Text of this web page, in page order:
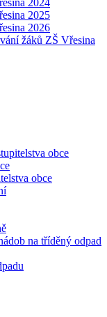
2024
2025
2026
žáků ZŠ Vřesina
obce
obce
na tříděný odpad